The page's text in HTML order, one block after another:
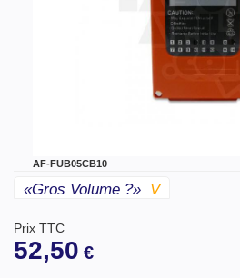
AF-FUB05CB10
«gros Volume ?» V
Prix TTC
52,50 €